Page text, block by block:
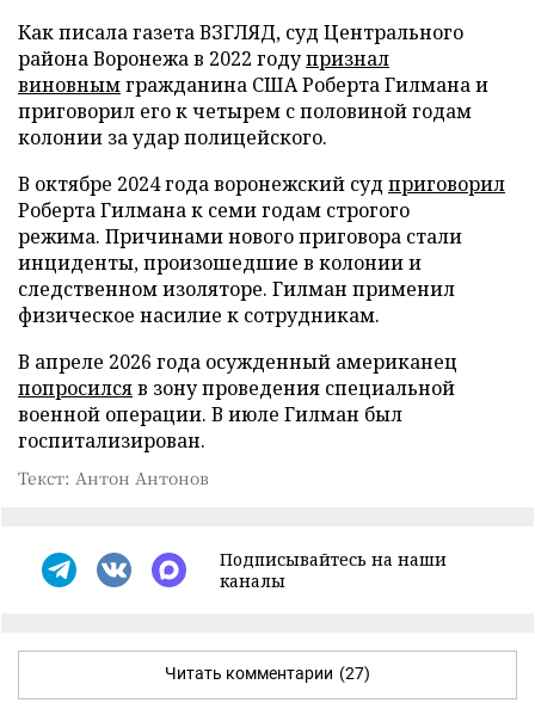
Как писала газета ВЗГЛЯД, суд Центрального
района Воронежа в 2022 годупризнал
виновнымгражданина США Роберта Гилмана и
приговорил его к четырем с половиной годам
колонии за удар полицейского.
В октябре 2024 года воронежский суд приговорил
Роберта Гилмана к семи годам строгого
режима. Причинами нового приговора стали
инциденты, произошедшие в колонии и
следственном изоляторе. Гилман применил
физическое насилие к сотрудникам.
В апреле 2026 года осужденный американец
попросилсяв зону проведения специальной
военной операции. В июле Гилман был
госпитализирован.
Текст: Антон Антонов
Подписывайтесь на наши
каналы
Читать комментарии (27)